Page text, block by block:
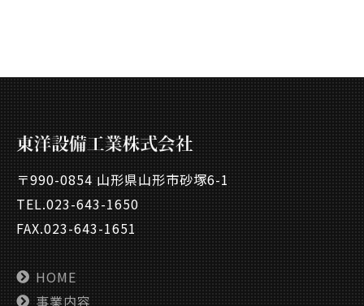
〒990-0854 山形県山形市砂塚6-1
TEL.023-643-1650
FAX.023-643-1651
HOME
事業内容